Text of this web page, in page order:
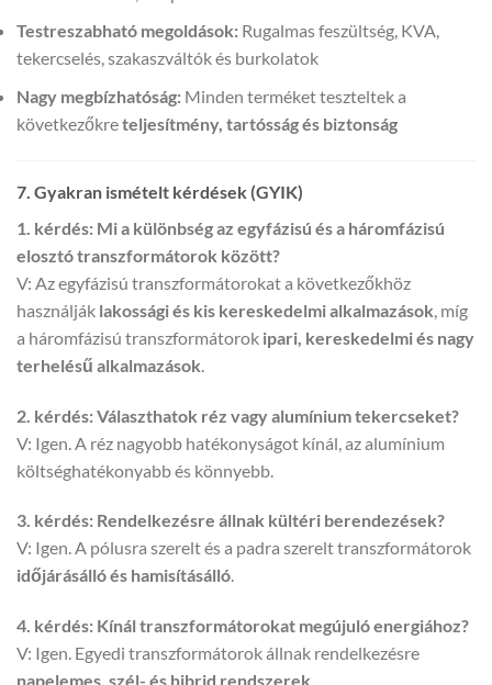
Testreszabható megoldások: Rugalmas feszültség, KVA,
tekercselés, szakaszváltók és burkolatok
Nagy megbízhatóság: Minden terméket teszteltek a
következőkreteljesítmény, tartósság és biztonság
7. Gyakran ismételt kérdések (GYIK)
1. kérdés: Mi a különbség az egyfázisú és a háromfázisú
elosztó transzformátorok között?
V: Az egyfázisú transzformátorokat a következőkhöz
használják lakossági és kis kereskedelmi alkalmazások , míg
a háromfázisú transzformátorok ipari, kereskedelmi és nagy
terhelésű alkalmazások
2. kérdés: Választhatok réz vagy alumínium tekercseket?
V: Igen. A réz nagyobb hatékonyságot kínál, az alumínium
költséghatékonyabb és könnyebb.
3. kérdés: Rendelkezésre állnak kültéri berendezések?
V: Igen. A pólusra szerelt és a padra szerelt transzformátorok
időjárásálló és hamisításálló.
4. kérdés: Kínál transzformátorokat megújuló energiához?
V: Igen. Egyedi transzformátorok állnak rendelkezésre
napelemes, szél- és hibrid rendszerek.